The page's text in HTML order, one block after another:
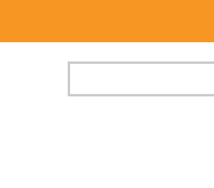
FORMULAIRE DE